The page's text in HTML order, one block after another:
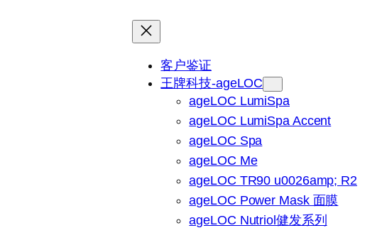
客户鉴证
王牌科技-ageLOC
ageLOC LumiSpa
ageLOC LumiSpa Accent
ageLOC Spa
ageLOC Me
ageLOC TR90 u0026amp; R2
ageLOC Power Mask 面膜
ageLOC Nutriol健发系列